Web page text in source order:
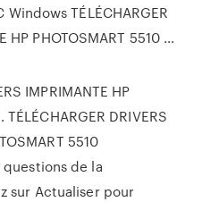
TÉLÉCHARGER
HP PHOTOSMART 5510 …
IMPRIMANTE HP
DRIVERS
5510
questions de la
sur Actualiser pour